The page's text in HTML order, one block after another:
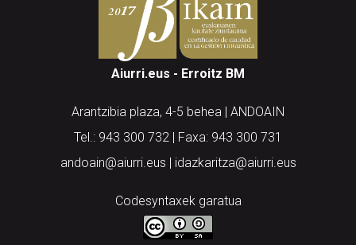
Aiurri.eus - Erroitz BM
Arantzibia plaza, 4-5 behea | ANDOAIN
Tel.: 943 300 732 | Faxa: 943 300 731
andoain@aiurri.eus | idazkaritza@aiurri.eus
Codesyntaxek garatua